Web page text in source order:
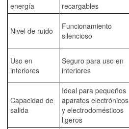
energía
recargables
Nivel de ruido
Funcionamiento
silencioso
Uso en
interiores
Seguro para uso en
interiores
Capacidad de
salida
Ideal para pequeños
aparatos electrónicos
y electrodomésticos
ligeros